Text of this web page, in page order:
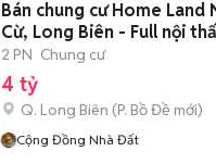
Bán chung cư Home Land
Cừ, Long Biên - Full nội
2 PN Chung cư
4 tỷ
Q. Long Biên (P. Bồ Đề mới)
Cộng Đồng Nhà Đất